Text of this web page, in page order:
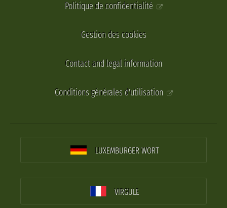
Politique de confidentialité
Gestion des cookies
Contact and legal information
Conditions générales d'utilisation
LUXEMBURGER WORT
VIRGULE